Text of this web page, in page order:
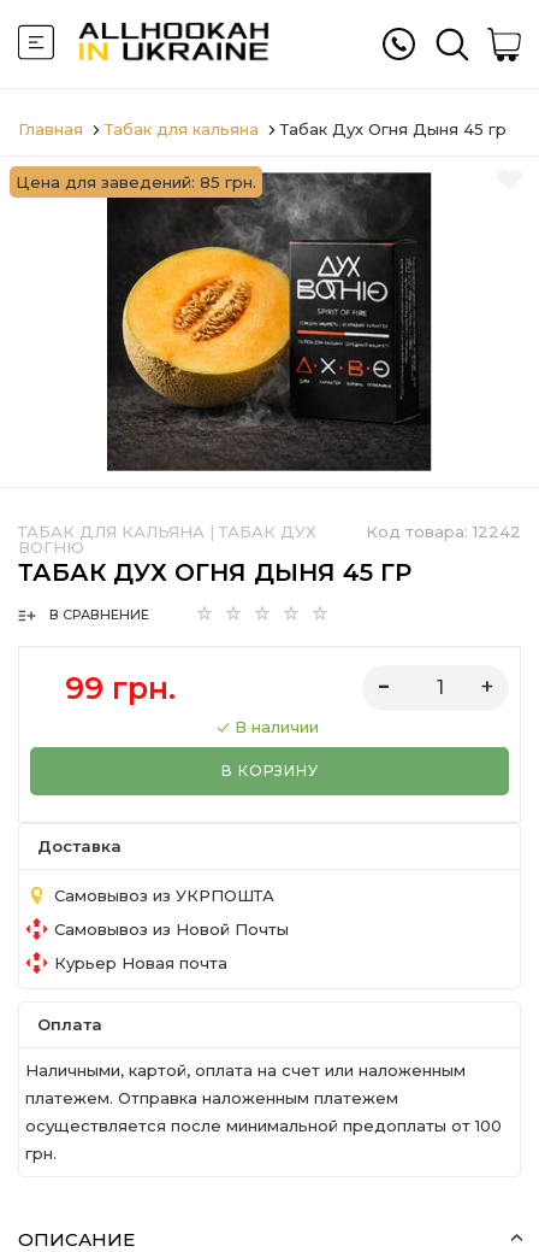
Главная Табак для кальяна Табак Дух Огня Дыня 45 гр
Цена для заведений: 85 грн.
Код товара: 12242
ТАБАК ДЛЯ КАЛЬЯНА | ТАБАК ДУХ
ВОГНЮ
ТАБАК ДУХ ОГНЯ ДЫНЯ 45 ГР
В СРАВНЕНИЕ
99 грн.
В наличии
В КОРЗИНУ
Доставка
Самовывоз из УКРПОШТА
Самовывоз из Новой Почты
Курьер Новая почта
Оплата
Наличными, картой, оплата на счет или наложенным
платежем. Отправка наложенным платежем
осуществляется после минимальной предоплаты от 100
грн.
ОПИСАНИЕ